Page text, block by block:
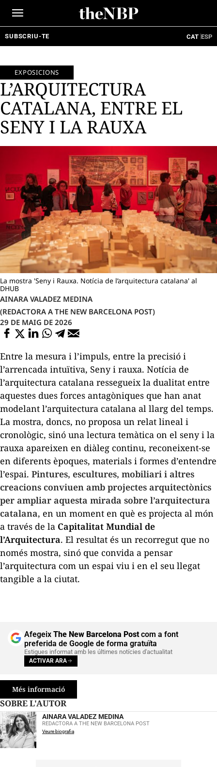
SUBSCRIU-TE CAT ESP
EXPOSICIONS
L’ARQUITECTURA
CATALANA, ENTRE EL
SENY I LA RAUXA
La mostra 'Seny i Rauxa. Notícia de l’arquitectura catalana' al
DHUB
AINARA VALADEZ MEDINA
(REDACTORA A THE NEW BARCELONA POST)
29 DE MAIG DE 2026
Entre la mesura i l’impuls, entre la precisió i
l’arrencada intuïtiva, Seny i rauxa. Notícia de
l’arquitectura catalana ressegueix la dualitat entre
aquestes dues forces antagòniques que han anat
modelant l’arquitectura catalana al llarg del temps.
La mostra, doncs, no proposa un relat lineal i
cronològic, sinó una lectura temàtica on el seny i la
rauxa apareixen en diàleg continu, reconeixent-se
en diferents èpoques, materials i formes d’entendre
l’espai. Pintures, escultures, mobiliari i altres
creacions conviuen amb projectes arquitectònics
per ampliar aquesta mirada sobre l’arquitectura
catalana, en un moment en què es projecta al món
a través de la Capitalitat Mundial de
l’Arquitectura. El resultat és un recorregut que no
només mostra, sinó que convida a pensar
l’arquitectura com un espai viu i en el seu llegat
tangible a la ciutat.
Afegeix The New Barcelona Postcom a font
preferida de Google de forma gratuïta
Estigues informat amb les últimes notícies d'actualitat
ACTIVAR ARA
Més informació
SOBRE L'AUTOR
AINARA VALADEZ MEDINA
REDACTORA A THE NEW BARCELONA POST
Veure biografia